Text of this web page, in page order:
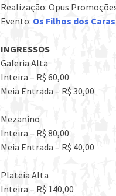
Realização: Opus
Evento: Os Filhos dos
INGRESSOS
Galeria Alta
Inteira – R$ 60,00
Meia Entrada – R$ 30,00
Mezanino
Inteira – R$ 80,00
Meia Entrada – R$ 40,00
Plateia Alta
Inteira – R$ 140,00